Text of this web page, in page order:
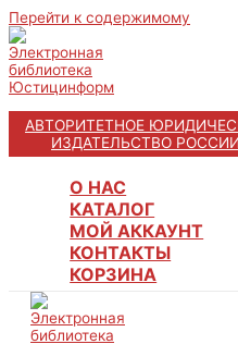
Перейти к содержимому
АВТОРИТЕТНОЕ
ИЗДАТЕЛЬСТВО РОССИИ
О НАС
КАТАЛОГ
МОЙ АККАУНТ
КОНТАКТЫ
КОРЗИНА